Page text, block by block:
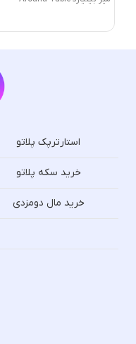
استارترپک پلاتو
خرید سکه پلاتو
خرید مال دومزدی